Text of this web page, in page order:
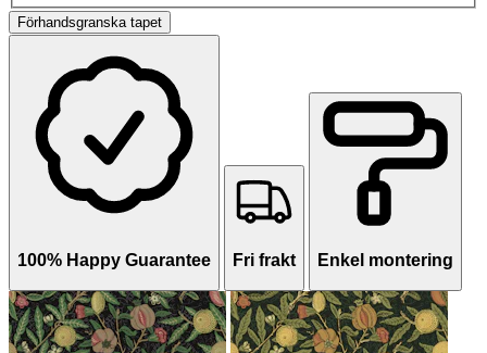
Förhandsgranska tapet
100% Happy Guarantee Fri frakt Enkel montering